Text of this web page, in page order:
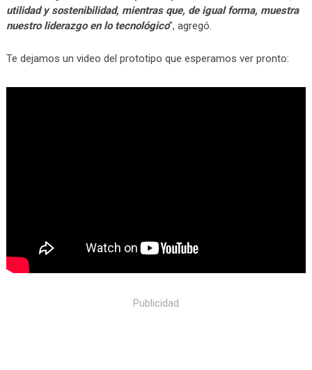
utilidad y sostenibilidad, mientras que, de igual forma, muestra
nuestro liderazgo en lo tecnológico”, agregó.
Te dejamos un video del prototipo que esperamos ver pronto:
Publicidad